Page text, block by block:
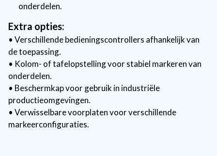
onderdelen.
Extra opties:
• Verschillende bedieningscontrollers afhankelijk van
de toepassing.
• Kolom- of tafelopstelling voor stabiel markeren van
onderdelen.
• Beschermkap voor gebruik in industriële
productieomgevingen.
• Verwisselbare voorplaten voor verschillende
markeerconfiguraties.